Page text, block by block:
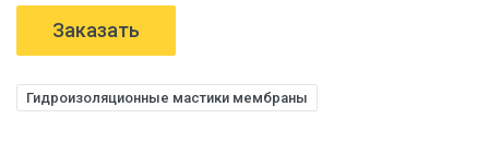
Заказать
Гидроизоляционные мастики мембраны